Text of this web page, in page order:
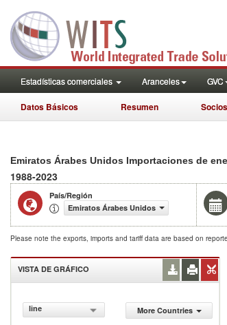
Estadísticas comerciales Aranceles GVC
Datos Básicos Resumen Socios
Emiratos Árabes Unidos Importaciones de
1988-2023
País/Región
Emiratos Árabes Unidos
Please note the exports, imports and tariff data are based on
VISTA DE GRÁFICO
line
More Countries